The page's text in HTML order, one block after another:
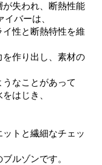
失われ、断熱性能
バーは、
性と断熱特性を維
作り出し、素材の
なことがあって
はじき、
トと繊細なチェッ
ルゾンです。